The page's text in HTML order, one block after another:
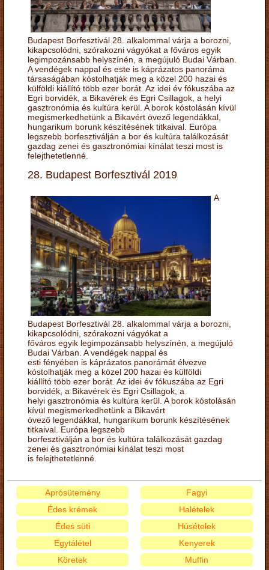
Budapest Borfesztivál 28. alkalommal várja a borozni,
kikapcsolódni, szórakozni vágyókat a főváros egyik
legimpozánsabb helyszínén, a megújuló Budai Várban.
A vendégek nappal és este is káprázatos panoráma
társaságában kóstolhatják meg a közel 200 hazai és
külföldi kiállító több ezer borát. Az idei év fókuszába az
Egri borvidék, a Bikavérek és Egri Csillagok, a helyi
gasztronómia és kultúra kerül. A borok kóstolásán kívül
megismerkedhetünk a Bikavért övező legendákkal,
hungarikum borunk készítésének titkaival. Európa
legszebb borfesztiválján a bor és kultúra találkozását
gazdag zenei és gasztronómiai kínálat teszi most is
felejthetetlenné.
28. Budapest Borfesztivál 2019
A
Budapest Borfesztivál 28. alkalommal várja a borozni,
kikapcsolódni, szórakozni vágyókat a
főváros egyik legimpozánsabb helyszínén, a megújuló
Budai Várban. A vendégek nappal és
esti fényében is káprázatos panorámát élvezve
kóstolhatják meg a közel 200 hazai és külföldi
kiállító több ezer borát. Az idei év fókuszába az Egri
borvidék, a Bikavérek és Egri Csillagok, a
helyi gasztronómia és kultúra kerül. A borok kóstolásán
kívül megismerkedhetünk a Bikavért
övező legendákkal, hungarikum borunk készítésének
titkaival. Európa legszebb
borfesztiválján a bor és kultúra találkozását gazdag
zenei és gasztronómiai kínálat teszi most
is felejthetetlenné.
Aprósütemény
Édes krémek
Édes süti
Egytálétel
Fagyi
Halételek
Húsételek
Kenyerek
Köretek
Muffin